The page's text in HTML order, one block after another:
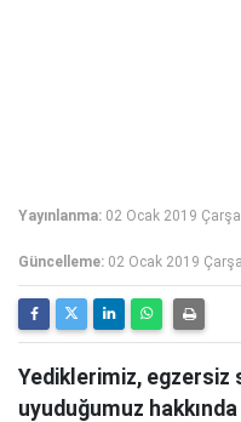
Yayınlanma: 02 Ocak 2019
Güncelleme: 02 Ocak 2019
Yediklerimiz, egzersiz
uyuduğumuz